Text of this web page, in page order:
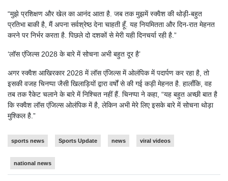
“मुझे प्रशिक्षण और खेल का आनंद आता है. जब तक मुझमें स्क्वैश की थोड़ी-बहुत
प्रतिभा बाकी है, मैं अपना सर्वश्रेष्ठ देना चाहती हूँ. यह नियमितता और दिन-रात मेहनत
करने पर निर्भर करता है. पिछले दो दशकों से मेरी यही दिनचर्या रही है.”
‘लॉस एंजिल्स 2028 के बारे में सोचना अभी बहुत दूर है’
अगर स्क्वैश आखिरकार 2028 में लॉस एंजिल्स में ओलंपिक में पदार्पण कर रहा है, तो
इसकी वजह चिनप्पा जैसी खिलाड़ियों द्वारा वर्षों से की गई कड़ी मेहनत है. हालाँकि, वह
तब तक रैकेट चलाने के बारे में निश्चित नहीं हैं. चिनप्पा ने कहा, “यह बहुत अच्छी बात है
कि स्क्वैश लॉस एंजिल्स ओलंपिक में है, लेकिन अभी मेरे लिए इसके बारे में सोचना थोड़ा
मुश्किल है.”
sports news Sports Update news viral videos
national news